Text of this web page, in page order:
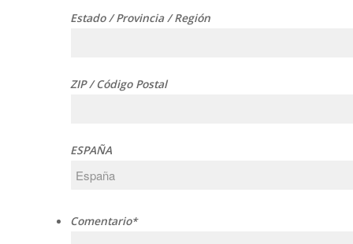
Estado / Provincia / Región
ZIP / Código Postal
ESPAÑA
Comentario*